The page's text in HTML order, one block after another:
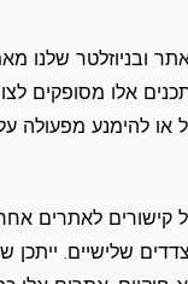
ובניוזלטר שלנו
אלו מסופקים
או להימנע מפעולה
קישורים לאתרים
שלישיים.